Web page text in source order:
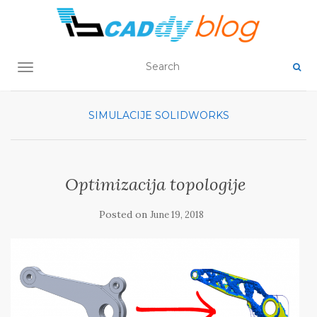
TOGGLE NAVIGATION
SIMULACIJE SOLIDWORKS
Optimizacija topologije
Posted on June 19, 2018